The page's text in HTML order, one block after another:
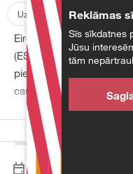
Uzņēmējdarbība
Eiropas Parlamenta un
(ES) 2023/2225 paredz
pienākumu ievērot
caurspīdību kredītu
tādējādi veicinot
un vienotā tirgus
17.12.2024
Reklāmas
Sīs sīkdatnes
Jūsu
tām